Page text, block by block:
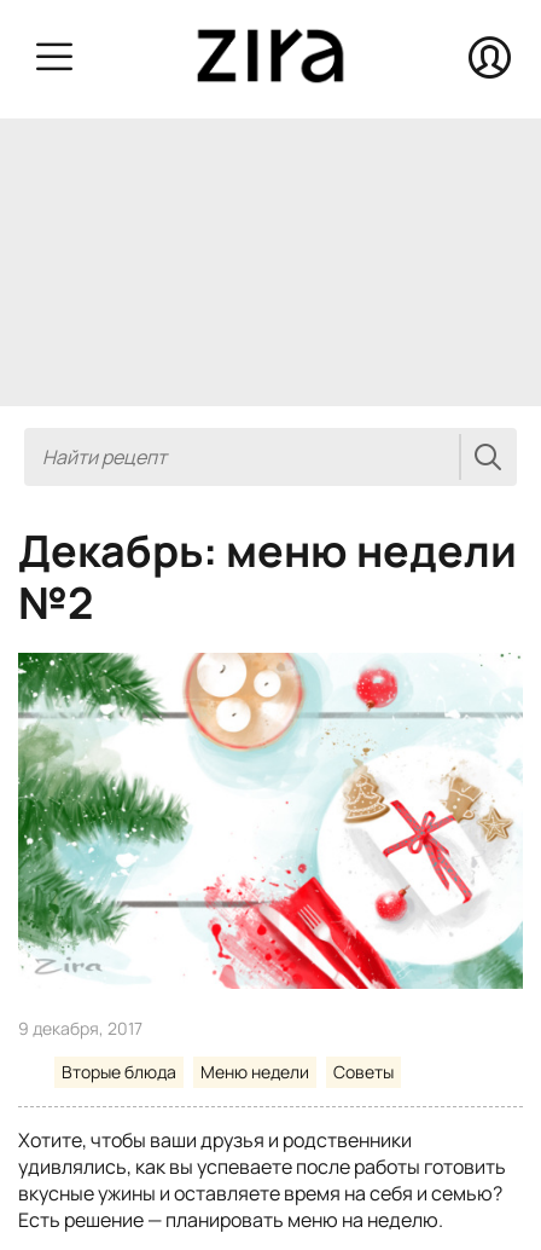
Декабрь: меню недели
№2
9 декабря, 2017
Вторые блюда
Меню недели Советы
Хотите, чтобы ваши друзья и родственники
удивлялись, как вы успеваете после работы готовить
вкусные ужины и оставляете время на себя и семью?
Есть решение — планировать меню на неделю.